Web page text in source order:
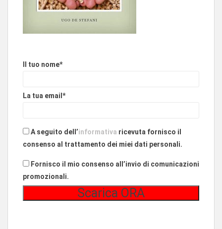
Il tuo nome*
La tua email*
A seguito dell’informativa ricevuta fornisco il
consenso al trattamento dei miei dati personali.
Fornisco il mio consenso all’invio di comunicazioni
promozionali.